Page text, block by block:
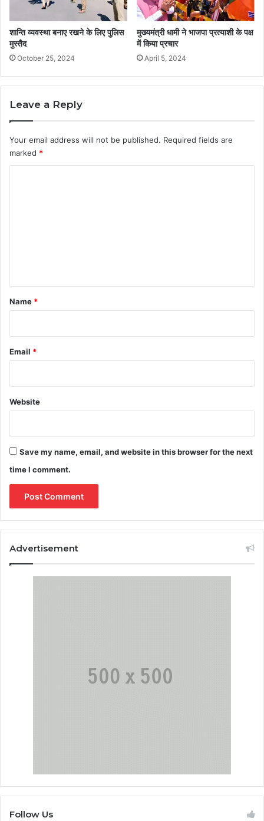
शान्ति व्यवस्था बनाए रखने के लिए पुलिस
मुस्तैद
October 25, 2024
मुख्यमंत्री धामी ने भाजपा प्रत्याशी के पक्ष
में किया प्रचार
April 5, 2024
Leave a Reply
Your email address will not be published. Required fields are
marked *
*
Name *
Email *
Website
Save my name, email, and website in this browser for the next
time I comment.
Advertisement
Follow Us